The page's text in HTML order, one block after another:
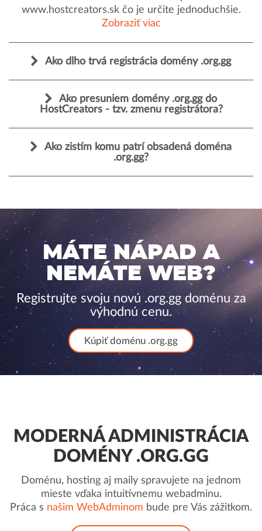
www.hostcreators.sk čo je určite jednoduchšie.
Zobraziť viac
Ako dlho trvá registrácia domény .org.gg
Ako presuniem domény .org.gg do
HostCreators - tzv. zmenu registrátora?
Ako zistím komu patrí obsadená doména
.org.gg?
MÁTE NÁPAD A
NEMÁTE WEB?
Registrujte svoju novú .org.gg doménu za
výhodnú cenu.
Kúpiť doménu .org.gg
MODERNÁ ADMINISTRÁCIA
DOMÉNY .ORG.GG
Doménu, hosting aj maily spravujete na jednom
mieste vďaka intuitívnemu webadminu.
Práca s našim WebAdminom bude pre Vás zážitkom.